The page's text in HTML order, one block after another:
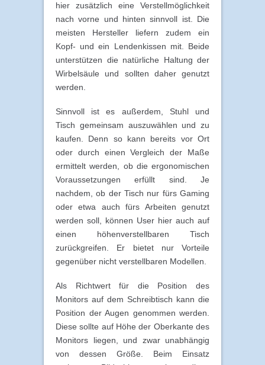
hier zusätzlich eine Verstellmöglichkeit
nach vorne und hinten sinnvoll ist. Die
meisten Hersteller liefern zudem ein
Kopf- und ein Lendenkissen mit. Beide
unterstützen die natürliche Haltung der
Wirbelsäule und sollten daher genutzt
werden.
Sinnvoll ist es außerdem, Stuhl und
Tisch gemeinsam auszuwählen und zu
kaufen. Denn so kann bereits vor Ort
oder durch einen Vergleich der Maße
ermittelt werden, ob die ergonomischen
Voraussetzungen erfüllt sind. Je
nachdem, ob der Tisch nur fürs Gaming
oder etwa auch fürs Arbeiten genutzt
werden soll, können User hier auch auf
einen höhenverstellbaren Tisch
zurückgreifen. Er bietet nur Vorteile
gegenüber nicht verstellbaren Modellen.
Als Richtwert für die Position des
Monitors auf dem Schreibtisch kann die
Position der Augen genommen werden.
Diese sollte auf Höhe der Oberkante des
Monitors liegen, und zwar unabhängig
von dessen Größe. Beim Einsatz